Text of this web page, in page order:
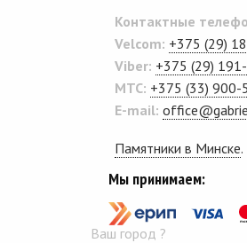
Контактные
Velcom: +375 (29)
Viber: +375 (29)
MTC: +375 (33) 900-
E-mail:
Памятники в Минске.
Мы принимаем:
Ваш город ?